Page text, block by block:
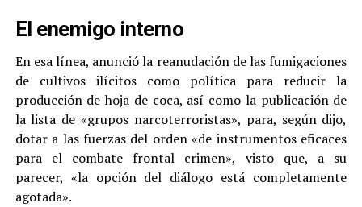
El enemigo interno
En esa línea, anunció la reanudación de las fumigaciones
de cultivos ilícitos como política para reducir la
producción de hoja de coca, así como la publicación de
la lista de «grupos narcoterroristas», para, según dijo,
dotar a las fuerzas del orden «de instrumentos eficaces
para el combate frontal crimen», visto que, a su
parecer, «la opción del diálogo está completamente
agotada».